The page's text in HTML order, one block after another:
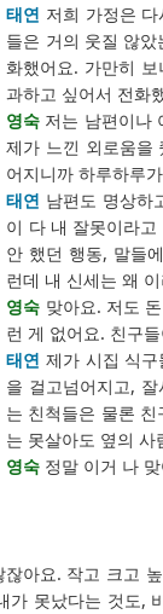
태연 저희 가정은
들은 거의 웃질 않
화했어요. 가만히
과하고 싶어서 전화
영숙 저는 남편이나
제가 느낀 외로움을
어지니까 하루하루
태연 남편도 명상하
이 다 내 잘못이라
안 했던 행동, 말들
런데 내 신세는 왜
영숙 맞아요. 저도
런 게 없어요. 친구
태연 제가 시집 식
을 걸고넘어지고,
는 친척들은 물론
는 못살아도 옆의
영숙 정말 이거 나
아요. 작고 크고
못났다는 것도,